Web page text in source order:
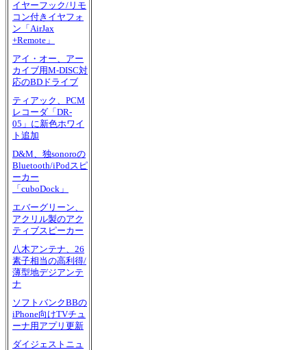
イヤーフック/リモ
コン付きイヤフォ
ン「AirJax
+Remote」
アイ・オー、アー
カイブ用M-DISC対
応のBDドライブ
ティアック、PCM
レコーダ「DR-
05」に新色ホワイ
ト追加
D&M、独sonoroの
Bluetooth/iPodスピ
ーカー
「cuboDock」
エバーグリーン、
アクリル製のアク
ティブスピーカー
八木アンテナ、26
素子相当の高利得/
薄型地デジアンテ
ナ
ソフトバンクBBの
iPhone向けTVチュ
ーナ用アプリ更新
ダイジェストニュ